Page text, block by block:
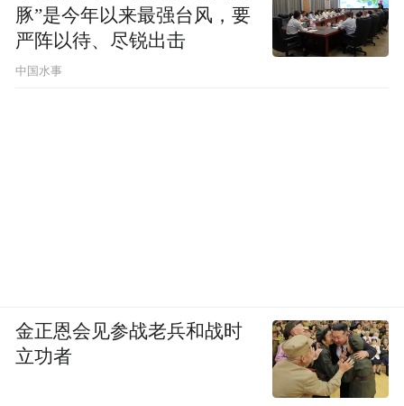
豚”是今年以来最强台风，要
严阵以待、尽锐出击
中国水事
金正恩会见参战老兵和战时
立功者